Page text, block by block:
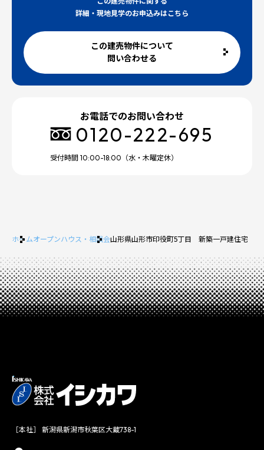
詳細・現地見学のお申込みはこちら
この建売物件について
問い合わせる
お電話でのお問い合わせ
0120-222-695
受付時間 10:00-18:00（水・木曜定休）
ホームオープンハウス・相談会山形県山形市印役町5丁目 新築一戸建住宅
［本社］ 新潟県新潟市秋葉区大蔵738-1